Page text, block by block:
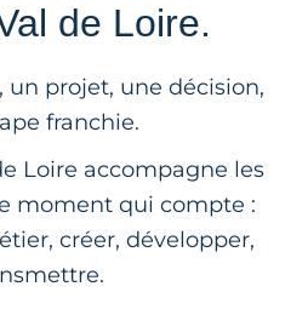
de Loire.
un projet, une décision,
franchie.
Loire accompagne les
moment qui compte :
créer, développer,